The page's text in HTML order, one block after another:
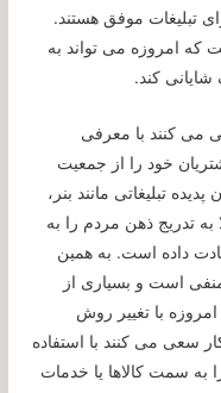
تبلیغات موفق هستند.
که امروزه می تواند به
کند.
می کنند با معرفی
خود را از جمعیت
تبلیغاتی مانند بنر،
تدریج ذهن مردم را به
داده است. به همین
است و بسیاری از
با تغییر روش
سعی می کنند با استفاده
به سمت کالاها یا خدمات